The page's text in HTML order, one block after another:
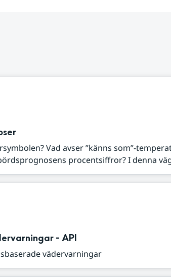
Vad avser ”känns som”-
procentsiffror? I denna
- API
vädervarningar